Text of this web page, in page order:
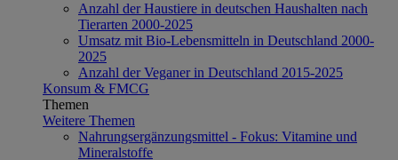
Anzahl der Haustiere in deutschen Haushalten nach
Tierarten 2000-2025
Umsatz mit Bio-Lebensmitteln in Deutschland 2000-
2025
Anzahl der Veganer in Deutschland 2015-2025
Konsum & FMCG
Themen
Weitere Themen
Nahrungsergänzungsmittel - Fokus: Vitamine und
Mineralstoffe